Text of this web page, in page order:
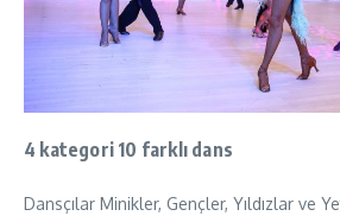
4 kategori 10 farklı dans
Dansçılar Minikler, Gençler, Yıldızlar ve